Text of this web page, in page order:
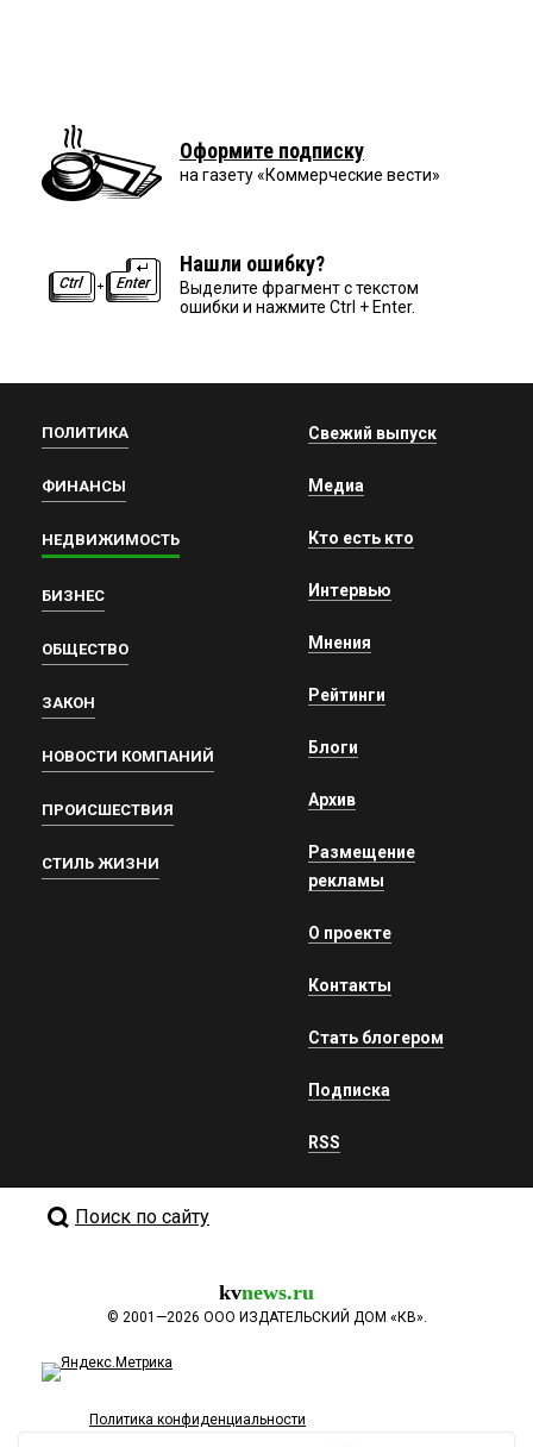
Оформите подписку
на газету «Коммерческие вести»
Нашли ошибку?
Выделите фрагмент с текстом
ошибки и нажмите Ctrl + Enter.
ПОЛИТИКА
ФИНАНСЫ
НЕДВИЖИМОСТЬ
БИЗНЕС
ОБЩЕСТВО
ЗАКОН
НОВОСТИ КОМПАНИЙ
ПРОИСШЕСТВИЯ
СТИЛЬ ЖИЗНИ
Свежий выпуск
Медиа
Кто есть кто
Интервью
Мнения
Рейтинги
Блоги
Архив
Размещение
рекламы
О проекте
Контакты
Стать блогером
Подписка
RSS
Поиск по сайту
kvnews.ru
© 2001—2026 ООО ИЗДАТЕЛЬСКИЙ ДОМ «КВ».
Политика конфиденциальности